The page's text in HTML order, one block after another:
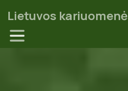
Lietuvos